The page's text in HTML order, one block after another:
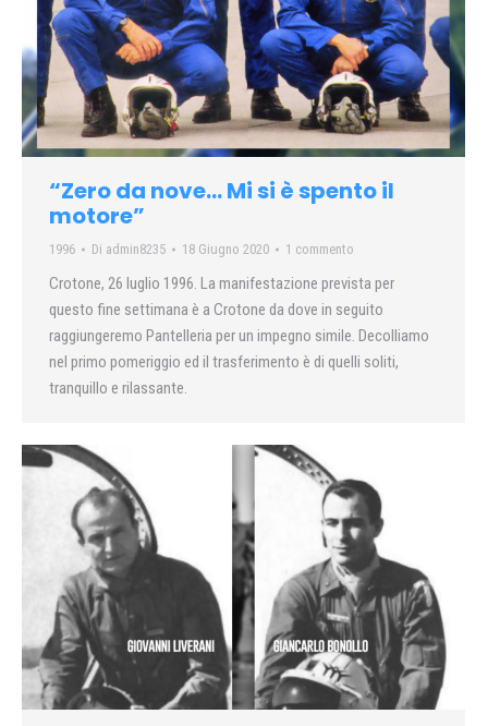
“Zero da nove… Mi si è spento il
motore”
1996 Di admin8235 18 Giugno 2020 1 commento
Crotone, 26 luglio 1996. La manifestazione prevista per
questo fine settimana è a Crotone da dove in seguito
raggiungeremo Pantelleria per un impegno simile. Decolliamo
nel primo pomeriggio ed il trasferimento è di quelli soliti,
tranquillo e rilassante.